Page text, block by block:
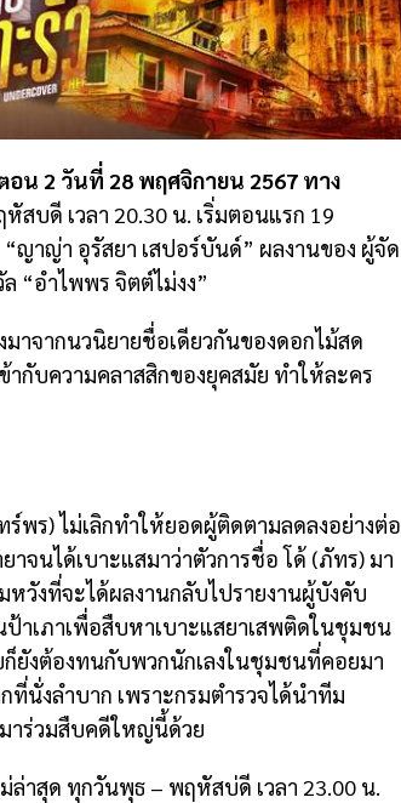
อน 2 วันที่ 28 พฤศจิกายน 2567 ทาง
สบดี เวลา 20.30 น. เริ่มตอนแรก 19
ญาญ่า อุรัสยา เสปอร์บันด์” ผลงานของ ผู้จัด
“อําไพพร จิตต์ไม่งง”
าจากนวนิยายชื่อเดียวกันของดอกไม้สด
ากับความคลาสสิกของยุคสมัย ทำให้ละคร
พร) ไม่เลิกทำให้ยอดผู้ติดตามลดลงอย่างต่อ
าจนได้เบาะแสมาว่าตัวการชื่อ โด้ (ภัทร) มา
วังที่จะได้ผลงานกลับไปรายงานผู้บังคับ
าเภาเพื่อสืบหาเบาะแสยาเสพติดในชุมชน
ยังต้องทนกับพวกนักเลงในชุมชนที่คอยมา
ที่นั่งลำบาก เพราะกรมตำรวจได้นำทีม
าร่วมสืบคดีใหญ่นี้ด้วย
ล่าสุด ทุกวันพุธ – พฤหัสบ่ดี เวลา 23.00 น.